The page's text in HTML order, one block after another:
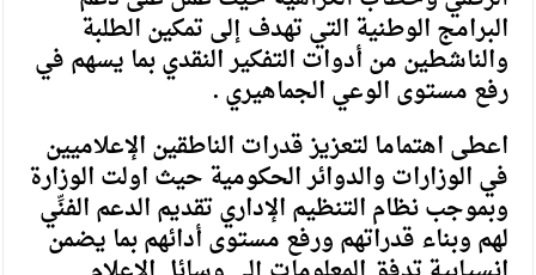
البرامج الوطنية التي تهدف إلى تمكين الطلبة
والناشطين من أدوات التفكير النقدي بما يسهم في
رفع مستوى الوعي الجماهيري .
اعطى اهتماما لتعزيز قدرات الناطقين الإعلاميين
في الوزارات والدوائر الحكومية حيث اولت الوزارة
وبموجب نظام التنظيم الإداري تقديم الدعم الفنِّي
لهم وبناء قدراتهم ورفع مستوى أدائهم بما يضمن